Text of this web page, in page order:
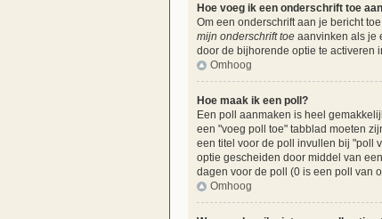
Hoe voeg ik een onderschrift toe
Om een onderschrift aan je bericht
mijn onderschrift toeaanvinken als je
door de bijhorende optie te activeren
Omhoog
Hoe maak ik een poll?
Een poll aanmaken is heel
een "voeg poll toe" tabblad moeten
een titel voor de poll invullen bij "poll
optie gescheiden door middel van
dagen voor de poll (0 is een poll van
Omhoog